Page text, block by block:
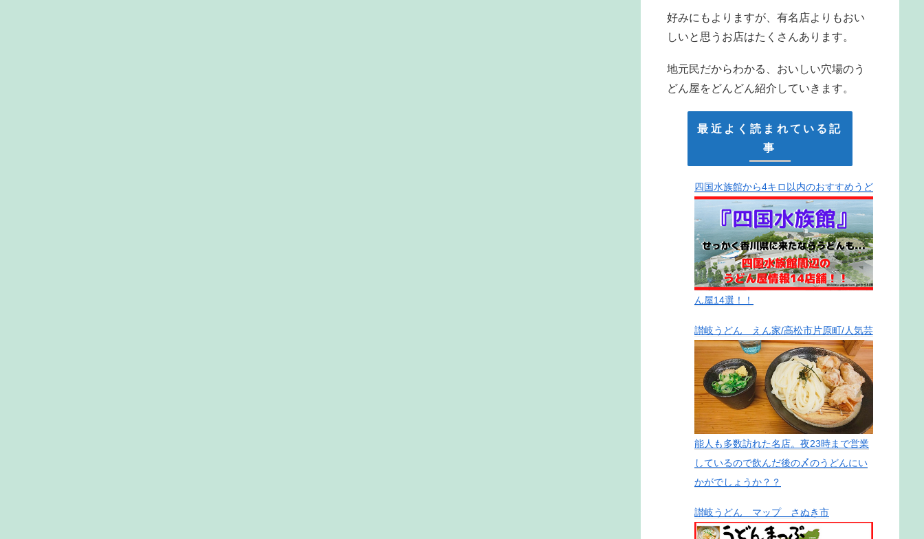
好みにもよりますが、有名店よりもおい
しいと思うお店はたくさんあります。
地元民だからわかる、おいしい穴場のう
どん屋をどんどん紹介していきます。
最近よく読まれている記
事
四国水族館から4キロ以内のおすすめうど
ん屋14選！！
讃岐うどん えん家/高松市片原町/人気芸
能人も多数訪れた名店。夜23時まで営業
しているので飲んだ後の〆のうどんにい
かがでしょうか？？
讃岐うどん マップ さぬき市